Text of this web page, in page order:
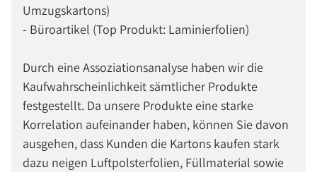
Umzugskartons)
- Büroartikel (Top Produkt: Laminierfolien)
Durch eine Assoziationsanalyse haben wir die
Kaufwahrscheinlichkeit sämtlicher Produkte
festgestellt. Da unsere Produkte eine starke
Korrelation aufeinander haben, können Sie davon
ausgehen, dass Kunden die Kartons kaufen stark
dazu neigen Luftpolsterfolien, Füllmaterial sowie